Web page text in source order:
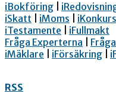
iBokföring
iSkatt
iMoms iKonkurs
iTestamente
iFullmakt
Fråga Experterna
iMäklare
iFörsäkring
RSS